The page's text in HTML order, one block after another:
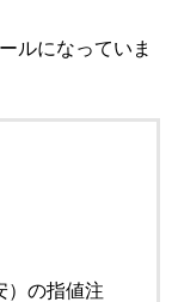
ルになっていま
）の指値注